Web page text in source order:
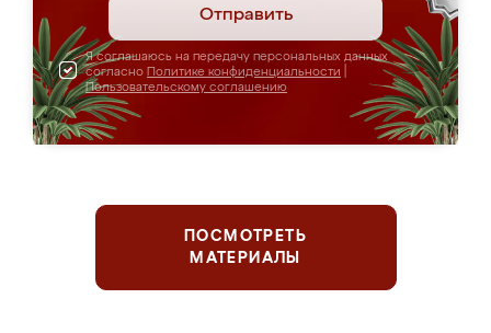
Отправить
Я соглашаюсь на передачу персональных данных
согласно Политике конфиденциальности
Пользовательскому соглашению
ПОСМОТРЕТЬ
МАТЕРИАЛЫ